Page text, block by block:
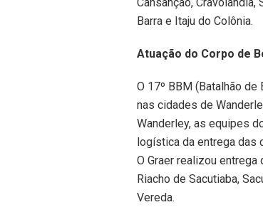
Barra e Itaju do Colônia.
Atuação do Corpo de
O 17º BBM (Batalhão
nas cidades de
Wanderley, as equipes
logística da entrega das
O Graer realizou
Riacho de Sacutiaba,
Vereda.